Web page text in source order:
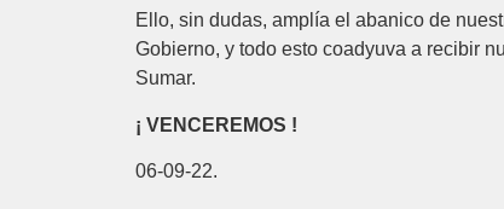
Ello, sin dudas, amplía el abanico de
Gobierno, y todo esto coadyuva a recibir
Sumar.
¡ VENCEREMOS !
06-09-22.